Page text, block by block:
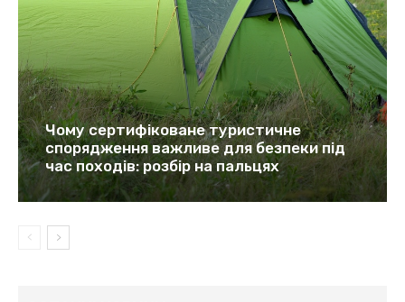
Чому сертифіковане туристичне
спорядження важливе для безпеки під
час походів: розбір на пальцях